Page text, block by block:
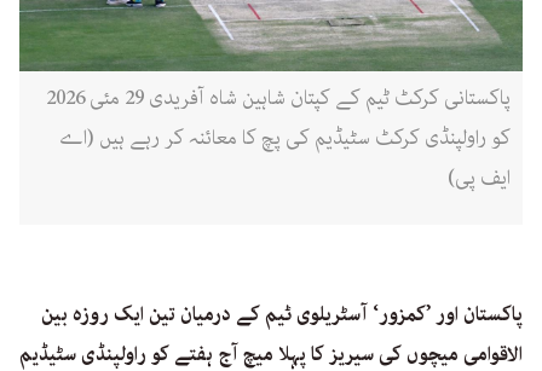
پاکستانی کرکٹ ٹیم کے کپتان شاہین شاہ آفریدی 29 مئی 2026
کو راولپنڈی کرکٹ سٹیڈیم کی پچ کا معائنہ کر رہے ہیں (اے
ایف پی)
پاکستان اور ’کمزور‘ آسٹریلوی ٹیم کے درمیان تین ایک روزہ بین
الاقوامی میچوں کی سیریز کا پہلا میچ آج ہفتے کو راولپنڈی سٹیڈیم